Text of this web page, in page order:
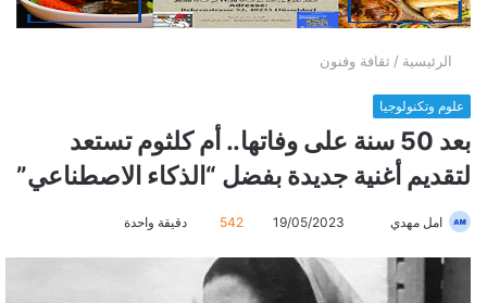
الرئيسية / ثقافة وفنون
علوم وتكنولوجيا
بعد 50 سنة على وفاتها.. أم كلثوم تستعد
لتقديم أغنية جديدة بفضل “الذكاء الاصطناعي”
امل مهدي 19/05/2023
542 دقيقة واحدة